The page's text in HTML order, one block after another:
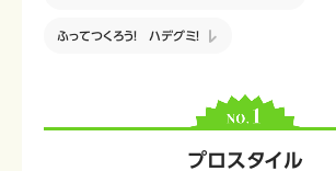
ふってつくろう！ ハデグミ！
プロスタイル